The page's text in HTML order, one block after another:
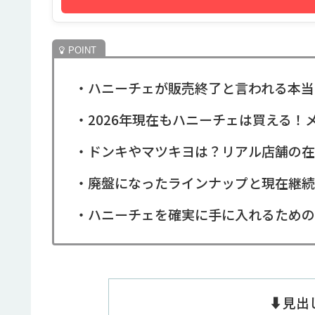
・ハニーチェが販売終了と言われる本
・2026年現在もハニーチェは買える！
・ドンキやマツキヨは？リアル店舗の
・廃盤になったラインナップと現在継
・ハニーチェを確実に手に入れるため
⬇️見出